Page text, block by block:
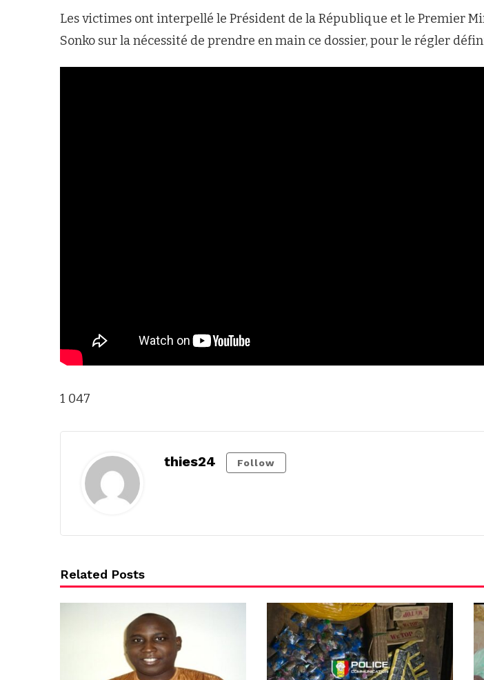
Les victimes ont interpellé le Président de la République et le Premier
Sonko sur la nécessité de prendre en main ce dossier, pour le régler
1 047
thies24 Follow
Related Posts